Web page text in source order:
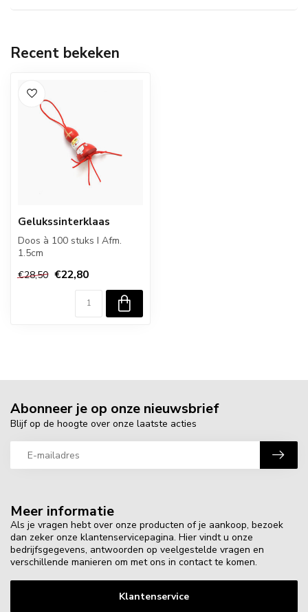
Recent bekeken
Gelukssinterklaas
Doos à 100 stuks I Afm.
1.5cm
€28,50 €22,80
Meer informatie
Als je vragen hebt over onze producten of je aankoop, bezoek
dan zeker onze klantenservicepagina. Hier vindt u onze
bedrijfsgegevens, antwoorden op veelgestelde vragen en
verschillende manieren om met ons in contact te komen.
Klantenservice
Abonneer je op onze nieuwsbrief
Blijf op de hoogte over onze laatste acties